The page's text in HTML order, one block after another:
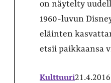
on näytelty
1960-luvun
eläinten
etsii paikkaansa
Kulttuuri21.4.2016